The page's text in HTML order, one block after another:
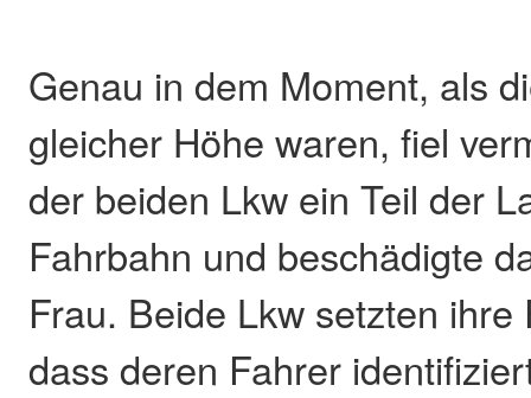
Genau in dem Moment, als
gleicher Höhe waren, fiel
der beiden Lkw ein Teil der
Fahrbahn und beschädigte
Frau. Beide Lkw setzten
dass deren Fahrer